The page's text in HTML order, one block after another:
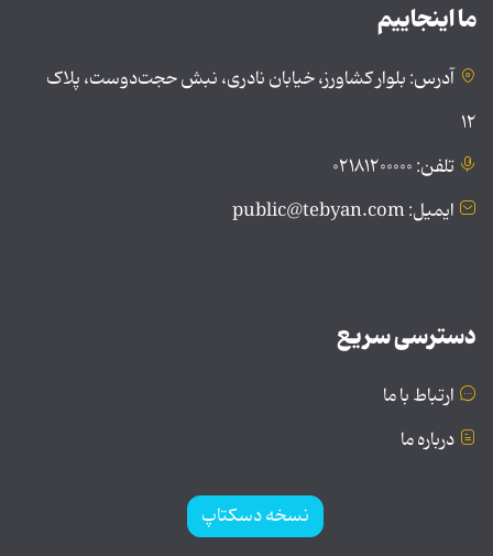
ما اینجاییم
آدرس: بلوار کشاورز، خیابان نادری، نبش حجت‌دوست، پلاک
۱۲
تلفن: ۰۲۱۸۱۲۰۰۰۰۰
ایمیل: public@tebyan.com
دسترسی سریع
ارتباط با ما
درباره ما
نسخه دسکتاپ